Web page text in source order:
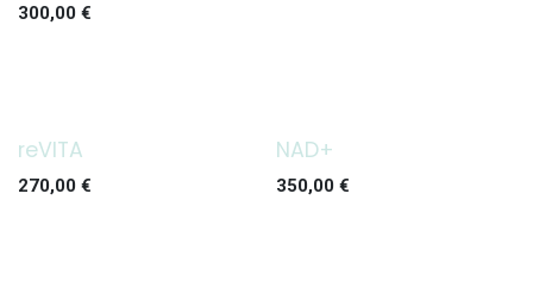
300,00 €
reVITA
270,00 €
NAD+
350,00€